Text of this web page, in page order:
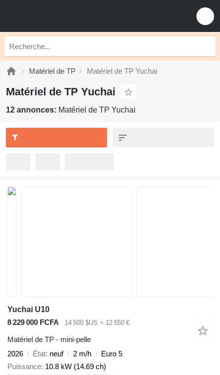
Matériel de TP Matériel de TP Yuchai
Matériel de TP Yuchai
12 annonces: Matériel de TP Yuchai
Yuchai U10
8 229 000 FCFA
14 500 $US ≈ 12 550 €
Matériel de TP - mini-pelle
2026
État neuf 2 m/h
Euro 5
Puissance 10.8 kW (14.69 ch)